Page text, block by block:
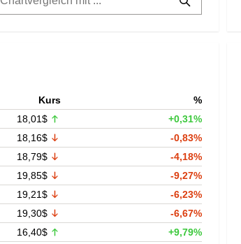
Kurs
%
18,01$
+0,31%
18,16$
-0,83%
18,79$
-4,18%
19,85$
-9,27%
19,21$
-6,23%
19,30$
-6,67%
16,40$
+9,79%